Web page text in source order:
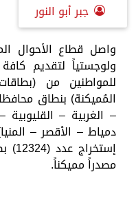
جبر أبو النور
واصل قطاع الأحوال
ولوجستياً لتقديم
للمواطنين من
المُميكنة) بنطاق
– الغربية –
دمياط – الأقصر –
مصدراً مميكناً.